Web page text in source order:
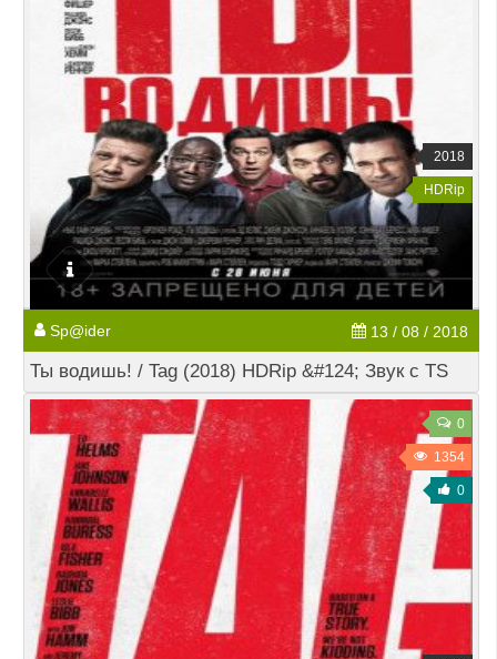
2018
HDRip
Sp@ider 13 / 08 / 2018
Ты водишь! / Tag (2018) HDRip &#124; Звук с TS
0
1354
0